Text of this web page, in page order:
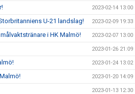
2023-02-14 13:00
U-21 landslag! 2023-02-09 19:33
i HK Malmö! 2023-02-07 13:00
2023-01-26 21:09
2023-01-24 13:02
2023-01-20 14:09
2023-01-13 12:30